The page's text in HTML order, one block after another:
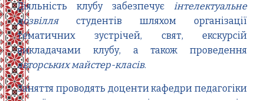
Діяльність клубу забезпечує інтелектуальне
дозвіллястудентів шляхом організації
тематичних зустрічей, свят, екскурсій
викладачами клубу, а також проведення
авторських майстер-класів.
Заняття проводять доценти кафедри педагогіки